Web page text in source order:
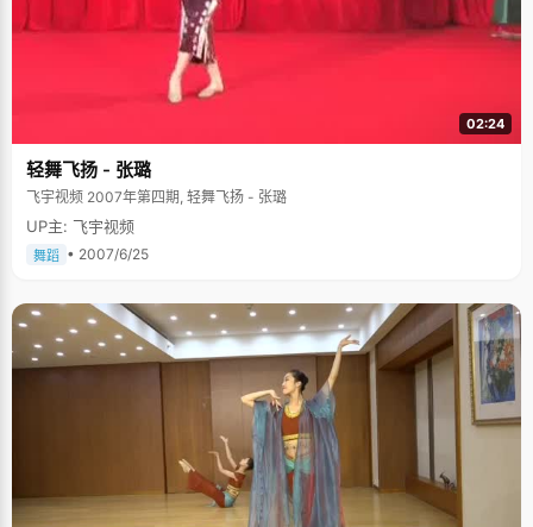
02:24
轻舞飞扬 - 张璐
飞宇视频 2007年第四期, 轻舞飞扬 - 张璐
UP主: 飞宇视频
舞蹈 • 2007/6/25